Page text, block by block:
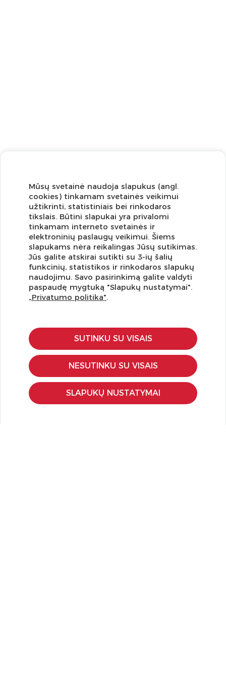
Užsisakykite naujienlaiškį ir pirmi gaukite geriausius
pasiūlymus!
KLIENTŲ APTARNAVIMAS
Pirkimo – pardavimo taisyklės
Pristatymas ir grąžinimas
Apmokėjimo būdai
Kokybės ir saugumo standartai
Privatumo taisyklės
Mūsų svetainė naudoja slapukus (angl.
cookies) tinkamam svetainės veikimui
užtikrinti, statistiniais bei rinkodaros
tikslais. Būtini slapukai yra privalomi
tinkamam interneto svetainės ir
elektroninių paslaugų veikimui. Šiems
slapukams nėra reikalingas Jūsų sutikimas.
Jūs galite atskirai sutikti su 3-ių šalių
funkcinių, statistikos ir rinkodaros slapukų
naudojimu. Savo pasirinkimą galite valdyti
paspaudę mygtuką "Slapukų nustatymai".
„Privatumo politika".
SUTINKU SU VISAIS
NESUTINKU SU VISAIS
SLAPUKŲ NUSTATYMAI